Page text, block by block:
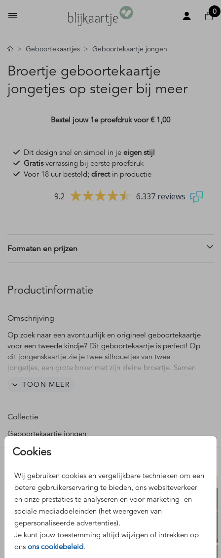
0
Cookies
Wij gebruiken cookies en vergelijkbare technieken om een
betere gebruikerservaring te bieden, ons websiteverkeer
en onze prestaties te analyseren en voor marketing- en
sociale mediadoeleinden (het weergeven van
gepersonaliseerde advertenties).
Je kunt jouw toestemming altijd wijzigen of intrekken op
ons ons cookiebeleid.
Geboortekaartjes Geboortekaartje jongen
Broertje geboortekaartje
jongetjes op steiger bij meer
Bestel jouw 1e proefdruk voor€ 1,00
Dit design snel en simpel in je eigen stijl
Gratisverrassing bij eerste proefdruk
Voor 18 uur besteld; directin productie
9.2 6.337 reviews
Formaten en prijzen
Productinformatie
Omschrijving
Op zoek naar een avontuurlijk en origineel geboortekaartje
voor een tweede kindje? Dit geboortekaartje is perfect! Op
dit jongenskaartje zie je twee silhouetjes van twee
jongetjes, een grote broer met zijn kleine broertje. Samen
kaartje past qua kleuren perfect bij een baby die in de
Laat het ons dan gerust weten, wij helpen je graag verder!
TOON MEER
Collectie
Geboortekaartje jongen